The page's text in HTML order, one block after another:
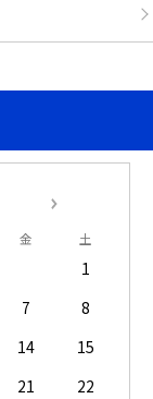
金 土
1
7
8
14
15
21
22